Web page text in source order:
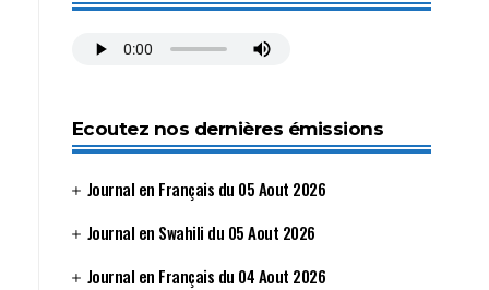
Ecoutez nos dernières émissions
Journal en Français du 05 Aout 2026
Journal en Swahili du 05 Aout 2026
Journal en Français du 04 Aout 2026